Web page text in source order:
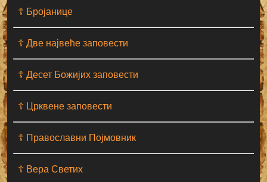
☦ Бројанице
☦ Две највеће заповести
☦ Десет Божијих заповести
☦ Црквене заповести
☦ Православни Појмовник
☦ Вера Светих